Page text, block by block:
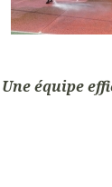
Une équipe